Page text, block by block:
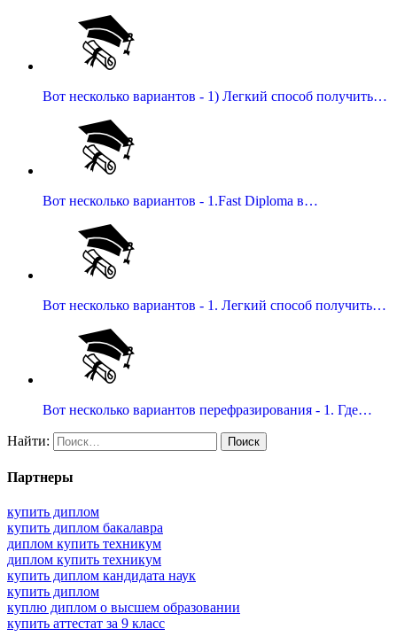
Вот несколько вариантов - 1) Легкий способ получить…
Вот несколько вариантов - 1.Fast Diploma в…
Вот несколько вариантов - 1. Легкий способ получить…
Вот несколько вариантов перефразирования - 1. Где…
Найти:
Партнеры
купить диплом
купить диплом бакалавра
диплом купить техникум
диплом купить техникум
купить диплом кандидата наук
купить диплом
куплю диплом о высшем образовании
купить аттестат за 9 класс